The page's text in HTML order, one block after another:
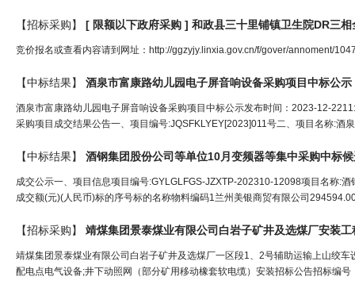
【招标采购】 [ 限额以下政府采购 ] 和政县三十里铺镇卫生院DR三相
竞价报名或查看内容请到网址：http://ggzyjy.linxia.gov.cn/f/gover/annoment/
【中标结果】 酒泉市富康路幼儿园电子屏音响设备采购项目中标公示
酒泉市富康路幼儿园电子屏音响设备采购项目中标公示发布时间：2023-12-
采购项目成交结果公告一、项目编号:JQSFKLYEY[2023]011号二、项目名称:酒
【中标结果】 酒钢集团股份公司等单位10月变频器等集中采购中标
成交公示一、项目信息项目编号:GYLGLFGS-JZXTP-202310-12098项目名称:
成交额(元)(人民币)标的序号标的名称物料编码1兰州美银商贸有限公司
【招标采购】 靖煤集团景泰煤业有限公司白岩子矿井及选煤厂安装工
靖煤集团景泰煤业有限公司白岩子矿井及选煤厂一区段1、2号辅助运输上山绞
配电点电气设备;井下动照网（部分矿用移动橡套软电缆）安装招标公告招标编